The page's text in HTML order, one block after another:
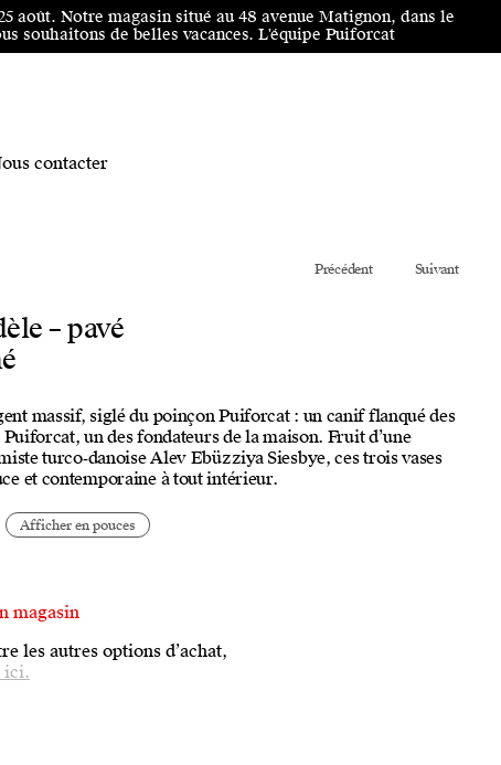
août. Notre magasin situé au 48 avenue Matignon, dans le
souhaitons de belles vacances. L'équipe Puiforcat
contacter
Précédent Suivant
– pavé
massif, siglé du poinçon Puiforcat : un canif flanqué des
un des fondateurs de la maison. Fruit d’une
turco‑danoise Alev Ebüzziya Siesbye, ces trois vases
et contemporaine à tout intérieur.
Afficher en pouces
magasin
les autres options d’achat,
ici.